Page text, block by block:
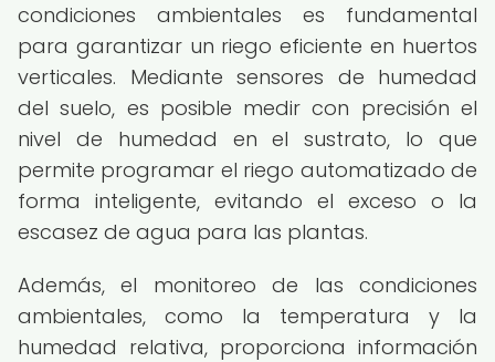
condiciones ambientales es fundamental
para garantizar un riego eficiente en huertos
verticales. Mediante sensores de humedad
del suelo, es posible medir con precisión el
nivel de humedad en el sustrato, lo que
permite programar el riego automatizado de
forma inteligente, evitando el exceso o la
escasez de agua para las plantas.
Además, el monitoreo de las condiciones
ambientales, como la temperatura y la
humedad relativa, proporciona información